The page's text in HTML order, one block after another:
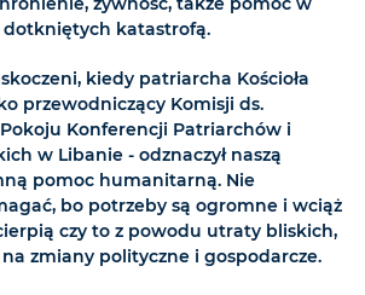
katastrofą.
kiedy patriarcha Kościoła
przewodniczący Komisji ds.
Konferencji Patriarchów i
w Libanie - odznaczył naszą
pomoc humanitarną. Nie
bo potrzeby są ogromne i wciąż
czy to z powodu utraty bliskich,
zmiany polityczne i gospodarcze.